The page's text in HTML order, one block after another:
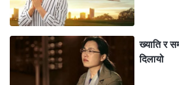
उनीहरूले मलाई केही सान्त्वनाका शब्दहरू
मेरो हृदयको पीडालाई हटाउन सक्दैनथ्यो।
पछि, एक आफन्तले मलाई सुसमाचार
ख्याति र
दिलायो